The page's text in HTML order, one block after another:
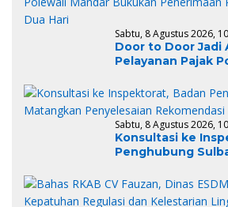
Sabtu, 8 Agustus 2026,
Door to Door Jadi
Pelayanan Pajak
dalam Dua Hari
Sabtu, 8 Agustus 2026,
Konsultasi ke
Penghubung